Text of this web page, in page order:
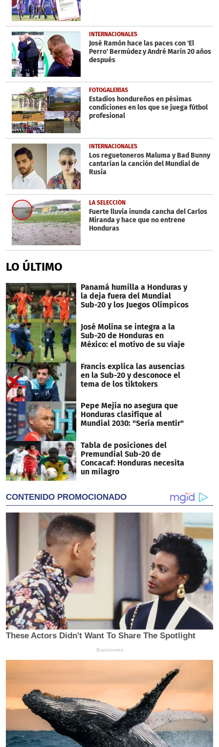
INTERNACIONALES
José Ramón hace las paces con 'El
Perro' Bermúdez y André Marín 20 años
después
FOTOGALERÍAS
Estadios hondureños en pésimas
condiciones en los que se juega fútbol
profesional
INTERNACIONALES
Los reguetoneros Maluma y Bad Bunny
cantarían la canción del Mundial de
Rusia
LA SELECCIÓN
Fuerte lluvia inunda cancha del Carlos
Miranda y hace que no entrene
Honduras
LO ÚLTIMO
Panamá humilla a Honduras y
la deja fuera del Mundial
Sub-20 y los Juegos Olímpicos
José Molina se integra a la
Sub-20 de Honduras en
México: el motivo de su viaje
Francis explica las ausencias
en la Sub-20 y desconoce el
tema de los tiktokers
Pepe Mejía no asegura que
Honduras clasifique al
Mundial 2030: "Sería mentir"
Tabla de posiciones del
Premundial Sub-20 de
Concacaf: Honduras necesita
un milagro